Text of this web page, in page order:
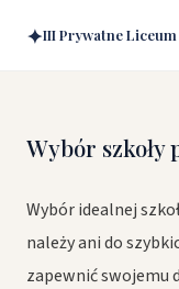
✦III Prywatne
Wybór szkoły
Wybór idealnej
należy ani do
zapewnić swojemu